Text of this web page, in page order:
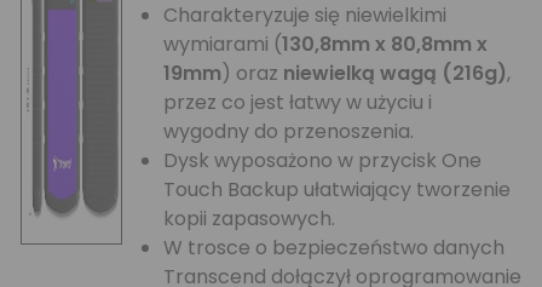
Charakteryzuje się niewielkimi
wymiarami (130,8mm x 80,8mm x
19mm) oraz niewielką wagą (216g),
przez co jest łatwy w użyciu i
wygodny do przenoszenia.
Dysk wyposażono w przycisk One
Touch Backup ułatwiający tworzenie
kopii zapasowych.
W trosce o bezpieczeństwo danych
Transcend dołączył oprogramowanie